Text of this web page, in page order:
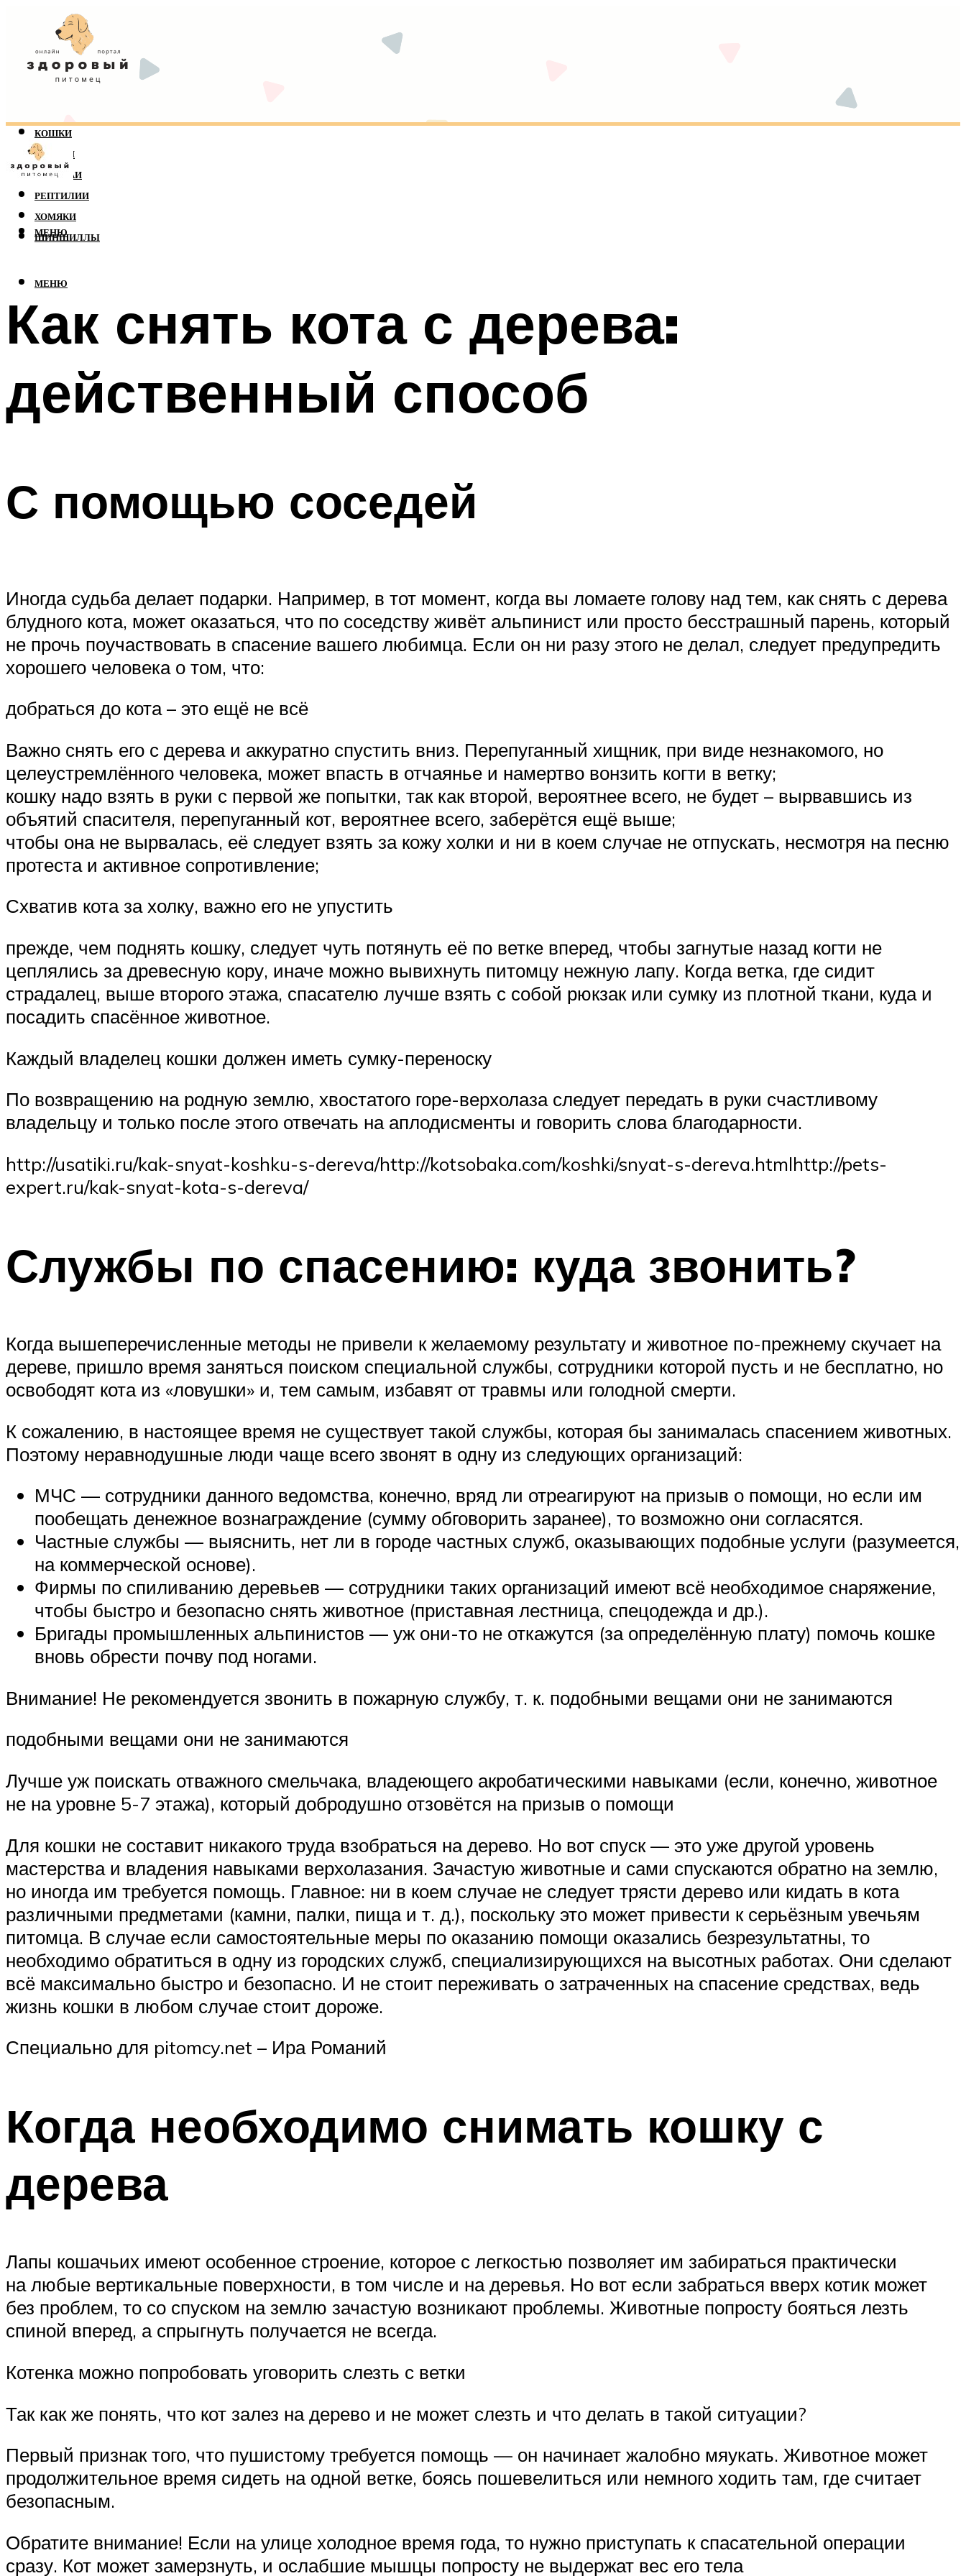
КОШКИ
СОБАКИ
ПОПУГАИ
РЕПТИЛИИ
ХОМЯКИ
ШИНШИЛЛЫ
МЕНЮ
МЕНЮ
Как снять кота с дерева:
действенный способ
С помощью соседей
Иногда судьба делает подарки. Например, в тот момент, когда вы ломаете голову над тем, как снять с дерева
блудного кота, может оказаться, что по соседству живёт альпинист или просто бесстрашный парень, который
не прочь поучаствовать в спасение вашего любимца. Если он ни разу этого не делал, следует предупредить
хорошего человека о том, что:
добраться до кота – это ещё не всё
Важно снять его с дерева и аккуратно спустить вниз. Перепуганный хищник, при виде незнакомого, но
целеустремлённого человека, может впасть в отчаянье и намертво вонзить когти в ветку;
кошку надо взять в руки с первой же попытки, так как второй, вероятнее всего, не будет – вырвавшись из
объятий спасителя, перепуганный кот, вероятнее всего, заберётся ещё выше;
чтобы она не вырвалась, её следует взять за кожу холки и ни в коем случае не отпускать, несмотря на песню
протеста и активное сопротивление;
Схватив кота за холку, важно его не упустить
прежде, чем поднять кошку, следует чуть потянуть её по ветке вперед, чтобы загнутые назад когти не
цеплялись за древесную кору, иначе можно вывихнуть питомцу нежную лапу. Когда ветка, где сидит
страдалец, выше второго этажа, спасателю лучше взять с собой рюкзак или сумку из плотной ткани, куда и
посадить спасённое животное.
Каждый владелец кошки должен иметь сумку-переноску
По возвращению на родную землю, хвостатого горе-верхолаза следует передать в руки счастливому
владельцу и только после этого отвечать на аплодисменты и говорить слова благодарности.
http://usatiki.ru/kak-snyat-koshku-s-dereva/http://kotsobaka.com/koshki/snyat-s-dereva.htmlhttp://pets-
expert.ru/kak-snyat-kota-s-dereva/
Службы по спасению: куда звонить?
Когда вышеперечисленные методы не привели к желаемому результату и животное по-прежнему скучает на
дереве, пришло время заняться поиском специальной службы, сотрудники которой пусть и не бесплатно, но
освободят кота из «ловушки» и, тем самым, избавят от травмы или голодной смерти.
К сожалению, в настоящее время не существует такой службы, которая бы занималась спасением животных.
Поэтому неравнодушные люди чаще всего звонят в одну из следующих организаций:
МЧС — сотрудники данного ведомства, конечно, вряд ли отреагируют на призыв о помощи, но если им
пообещать денежное вознаграждение (сумму обговорить заранее), то возможно они согласятся.
Частные службы — выяснить, нет ли в городе частных служб, оказывающих подобные услуги (разумеется,
на коммерческой основе).
Фирмы по спиливанию деревьев — сотрудники таких организаций имеют всё необходимое снаряжение,
чтобы быстро и безопасно снять животное (приставная лестница, спецодежда и др.).
Бригады промышленных альпинистов — уж они-то не откажутся (за определённую плату) помочь кошке
вновь обрести почву под ногами.
Внимание! Не рекомендуется звонить в пожарную службу, т. к. подобными вещами они не занимаются
подобными вещами они не занимаются
Лучше уж поискать отважного смельчака, владеющего акробатическими навыками (если, конечно, животное
не на уровне 5-7 этажа), который добродушно отзовётся на призыв о помощи
Для кошки не составит никакого труда взобраться на дерево. Но вот спуск — это уже другой уровень
мастерства и владения навыками верхолазания. Зачастую животные и сами спускаются обратно на землю,
но иногда им требуется помощь. Главное: ни в коем случае не следует трясти дерево или кидать в кота
различными предметами (камни, палки, пища и т. д.), поскольку это может привести к серьёзным увечьям
питомца. В случае если самостоятельные меры по оказанию помощи оказались безрезультатны, то
необходимо обратиться в одну из городских служб, специализирующихся на высотных работах. Они сделают
всё максимально быстро и безопасно. И не стоит переживать о затраченных на спасение средствах, ведь
жизнь кошки в любом случае стоит дороже.
Специально для pitomcy.net – Ира Романий
Когда необходимо снимать кошку с
дерева
Лапы кошачьих имеют особенное строение, которое с легкостью позволяет им забираться практически
на любые вертикальные поверхности, в том числе и на деревья. Но вот если забраться вверх котик может
без проблем, то со спуском на землю зачастую возникают проблемы. Животные попросту бояться лезть
спиной вперед, а спрыгнуть получается не всегда.
Котенка можно попробовать уговорить слезть с ветки
Так как же понять, что кот залез на дерево и не может слезть и что делать в такой ситуации?
Первый признак того, что пушистому требуется помощь — он начинает жалобно мяукать. Животное может
продолжительное время сидеть на одной ветке, боясь пошевелиться или немного ходить там, где считает
безопасным.
Обратите внимание! Если на улице холодное время года, то нужно приступать к спасательной операции
сразу. Кот может замерзнуть, и ослабшие мышцы попросту не выдержат вес его тела